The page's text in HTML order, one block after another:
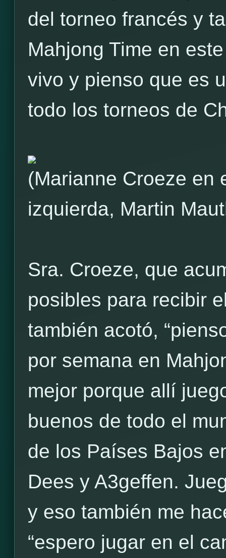
del torneo francés y
Mahjong Time en
vivo y pienso que es
todo los torneos de
(Marianne Croeze en
izquierda, Martin
Sra. Croeze, que
posibles para recibir
también acotó,
por semana en
mejor porque allí
buenos de todo el
de los Países Bajos
Dees y A3geffen.
y eso también me
“espero jugar en el